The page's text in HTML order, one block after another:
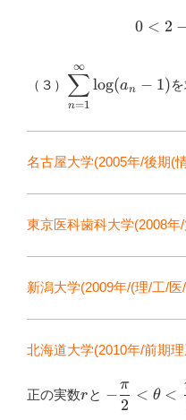
0 < 2
（３）
\displaystyle
\log (a_n-1)
n=1
∑
∞
log(an − 1)
名古屋大学(2005年/後期(
東京医科歯科大学(2008年
新潟大学(2009年/(理/工/医
北海道大学(2010年/前期
正の実数r
rと -
−
2
π
< θ <